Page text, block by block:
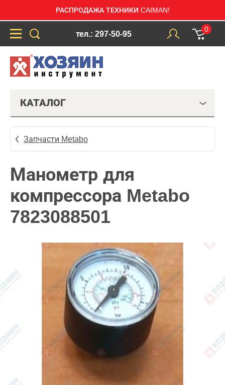
РАСПРОДАЖА ТЕХНИКИ CAIMAN!
тел.: 297-50-95
0
КАТАЛОГ
Запчасти Metabo
Манометр для
компрессора Metabo
7823088501